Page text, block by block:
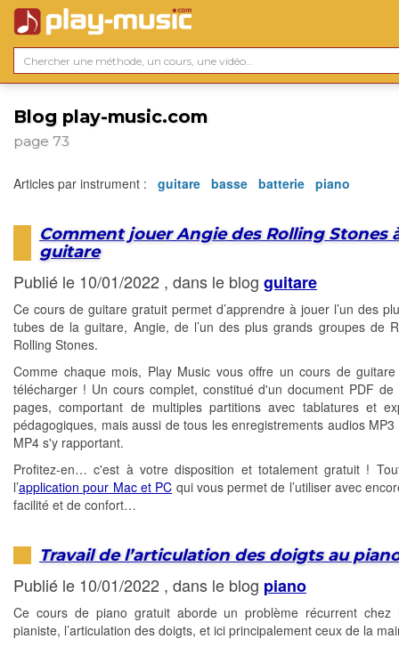
Blog play-music.com
page 73
Articles par instrument : guitare basse batterie piano
Comment jouer Angie des Rolling Stones
guitare
Publié le 10/01/2022 , dans le blog guitare
Ce cours de guitare gratuit permet d’apprendre à jouer l’un des
tubes de la guitare, Angie, de l’un des plus grands groupes de
Rolling Stones.
Comme chaque mois, Play Music vous offre un cours de
télécharger ! Un cours complet, constitué d'un document PDF de
pages, comportant de multiples partitions avec tablatures et
pédagogiques, mais aussi de tous les enregistrements audios MP3
MP4 s'y rapportant.
Profitez-en… c'est à votre disposition et totalement gratuit !
l’application pour Mac et PC qui vous permet de l’utiliser avec
facilité et de confort…
Travail de l’articulation des doigts au
Publié le 10/01/2022 , dans le blog piano
Ce cours de piano gratuit aborde un problème récurrent chez
pianiste, l’articulation des doigts, et ici principalement ceux de la